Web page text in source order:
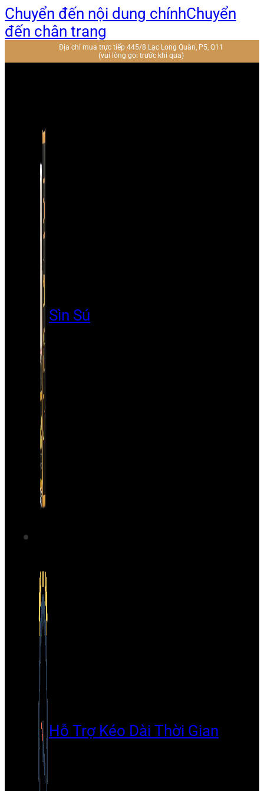
Chuyển đến nội dung chínhChuyển
đến chân trang
Địa chỉ mua trực tiếp 445/8 Lạc Long Quân, P5, Q11
(vui lòng gọi trước khi qua)
Sìn Sú
Hỗ Trợ Kéo Dài Thời Gian